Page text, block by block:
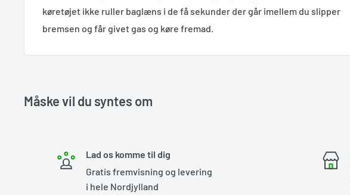
køretøjet ikke ruller baglæns i de få sekunder der går imellem du slipper
bremsen og får givet gas og køre fremad.
Måske vil du syntes om
Lad os komme til dig
Gratis fremvisning og levering
i hele Nordjylland